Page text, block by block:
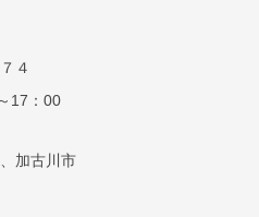
４
17：00
加古川市